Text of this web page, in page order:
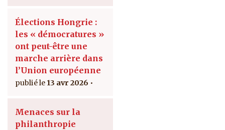
Élections Hongrie :
les « démocratures »
ont peut-être une
marche arrière dans
l’Union européenne
13 avr 2026
Menaces sur la
philanthropie